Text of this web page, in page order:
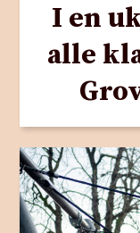
I en
alle